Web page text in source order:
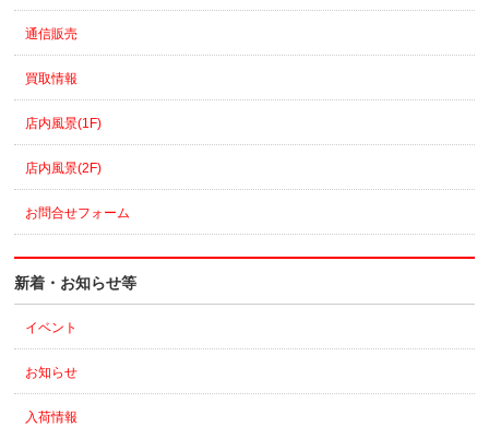
通信販売
買取情報
店内風景(1F)
店内風景(2F)
お問合せフォーム
新着・お知らせ等
イベント
お知らせ
入荷情報